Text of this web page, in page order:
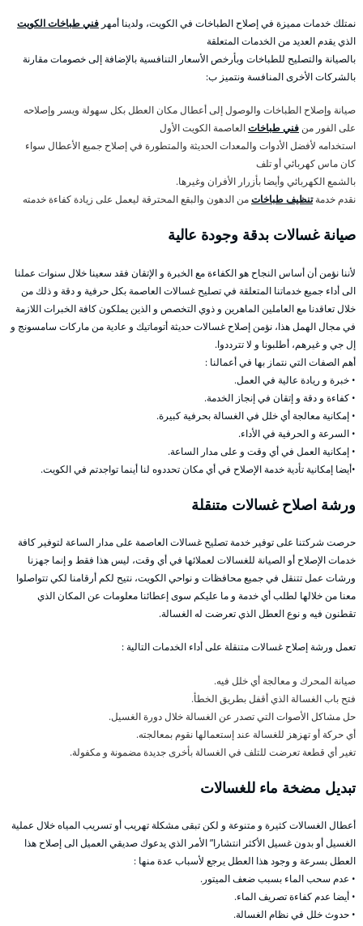
نمتلك خدمات مميزة في إصلاح الطباخات في الكويت، ولدينا أمهر فني طباخات الكويت
الذي يقدم العديد من الخدمات المتعلقة
بالصيانة والتصليح للطباخات وبأرخص الأسعار التنافسية بالإضافة إلى خصومات مقارنة
بالشركات الأخرى المنافسة ونتميز ب:
صيانة وإصلاح الطباخات والوصول إلى أعطال مكان العطل بكل سهولة ويسر وإصلاحه
على الفور من فني طباخاتالعاصمة الكويت الأول
استخدامه لأفضل الأدوات والمعدات الحديثة والمتطورة في إصلاح جميع الأعطال سواء
كان ماس كهربائي أو تلف
بالشمع الكهربائي وأيضا بأزرار الأفران وغيرها.
نقدم خدمةتنظيف طباخاتمن الدهون والبقع المحترقة ليعمل على زيادة كفاءة خدمته
صيانة غسالات بدقة وجودة عالية
لأننا نؤمن أن أساس النجاح هو الكفاءة مع الخبرة و الإتقان فقد سعينا خلال سنوات عملنا
الى أداء جميع خدماتنا المتعلقة في تصليح غسالات العاصمة بكل حرفية و دقة و ذلك من
خلال تعاقدنا مع العاملين الماهرين و ذوي التخصص و الذين يملكون كافة الخبرات اللازمة
في مجال الهمل هذا، نؤمن إصلاح غسالات حديثة أتوماتيك و عادية من ماركات سامسونج و
إل جي و غيرهم، أطلبونا و لا تترددوا.
أهم الصفات التي نتماز بها في أعمالنا :
• خبرة و ريادة عالية في العمل.
• كفاءة و دقة و إتقان في إنجاز الخدمة.
• إمكانية معالجة أي خلل في الغسالة بحرفية كبيرة.
• السرعة و الحرفية في الأداء.
• إمكانية العمل في أي وقت و على مدار الساعة.
•أيضا إمكانية تأدية خدمة الإصلاح في أي مكان تحددوه لنا أينما تواجدتم في الكويت.
ورشة اصلاح غسالات متنقلة
حرصت شركتنا على توفير خدمة تصليح غسالات العاصمة على مدار الساعة لتوفير كافة
خدمات الإصلاح أو الصيانة للغسالات لعملائها في أي وقت، ليس هذا فقط و إنما جهزنا
ورشات عمل تتنقل في جميع محافظات و نواحي الكويت، نتيح لكم أرقامنا لكي تتواصلوا
معنا من خلالها لطلب أي خدمة و ما عليكم سوى إعطائنا معلومات عن المكان الذي
تقطنون فيه و نوع العطل الذي تعرضت له الغسالة.
تعمل ورشة إصلاح غسالات متنقلة على أداء الخدمات التالية :
صيانة المحرك و معالجة أي خلل فيه.
فتح باب الغسالة الذي أقفل بطريق الخطأ.
حل مشاكل الأصوات التي تصدر عن الغسالة خلال دورة الغسيل.
أي حركة أو تهزهز للغسالة عند إستعمالها نقوم بمعالجته.
تغير أي قطعة تعرضت للتلف في الغسالة بأخرى جديدة مضمونة و مكفولة.
تبديل مضخة ماء للغسالات
أعطال الغسالات كثيرة و متنوعة و لكن تبقى مشكلة تهريب أو تسريب المياه خلال عملية
الغسيل أو بدون غسيل الأكثر انتشارا” الأمر الذي يدعوك صديقي العميل الى إصلاح هذا
العطل بسرعة و وجود هذا العطل يرجع لأسباب عدة منها :
• عدم سحب الماء بسبب ضعف الميتور.
• أيضا عدم كفاءة تصريف الماء.
• حدوث خلل في نظام الغسالة.